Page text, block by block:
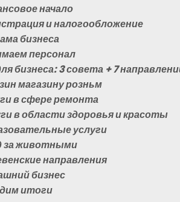
начало
и налогообложение
бизнеса
персонал
бизнеса: 3 совета + 7
магазину розньм
в сфере ремонта
в области здоровья и красоты
услуги
за животными
направления
бизнес
итоги